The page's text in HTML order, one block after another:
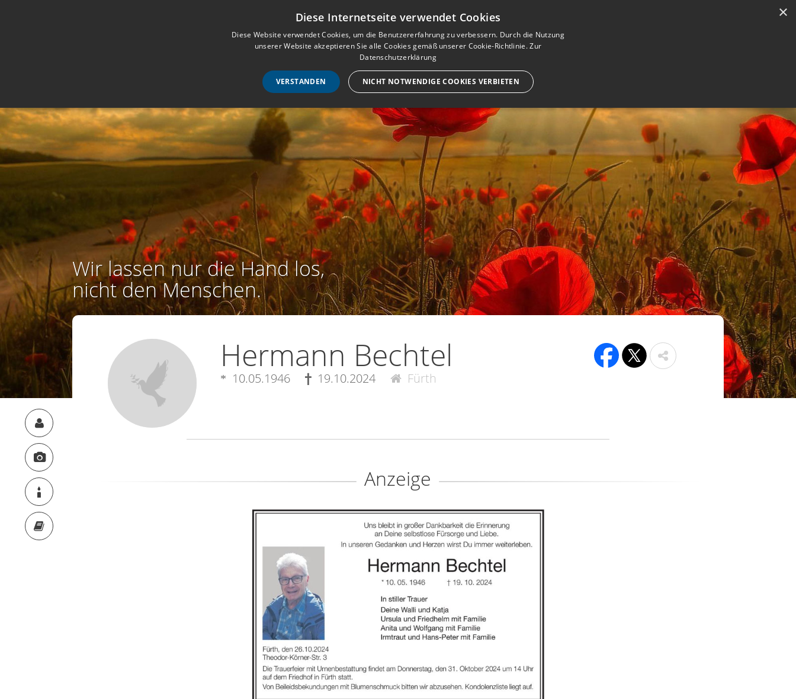
Musterbuch für Traueranzeigen
STARTSEITE HILFE IM TRAUERFALL
Wir lassen nur die Hand los,
nicht den Menschen.
Hermann Bechtel
10.05.1946 19.10.2024 Fürth
Anzeige
×
Diese Internetseite verwendet Cookies
Diese Website verwendet Cookies, um die Benutzererfahrung zu verbessern. Durch die Nutzung
unserer Website akzeptieren Sie alle Cookies gemäß unserer Cookie-Richtlinie.Zur
Datenschutzerklärung
VERSTANDEN NICHT NOTWENDIGE COOKIES VERBIETEN